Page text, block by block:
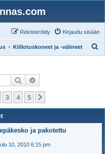
Kirjaudu sisään
Rekisteröidy
Kiillotuskoneet ja -välineet
Etsi
3 4 5
ja pakotettu
10, 2010 6:15 pm